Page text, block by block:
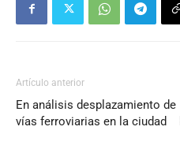
Artículo anterior
En análisis desplazamiento de
vías ferroviarias en la ciudad